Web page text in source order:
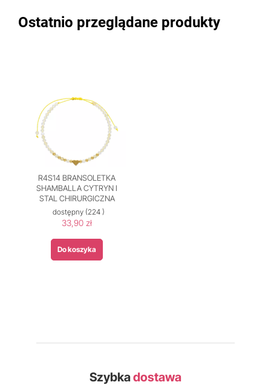
Ostatnio przeglądane produkty
R4S14 BRANSOLETKA
SHAMBALLA CYTRYN I
STAL CHIRURGICZNA
dostępny(224 )
33,90 zł
Do koszyka
Szybkadostawa